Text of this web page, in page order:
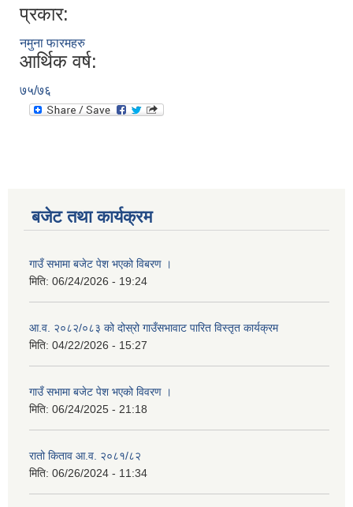
प्रकार:
नमुना फारमहरु
आर्थिक वर्ष:
७५/७६
बजेट तथा कार्यक्रम
गाउँ सभामा बजेट पेश भएको विबरण ।
मिति: 06/24/2026 - 19:24
आ.व. २०८२/०८३ को दोस्रो गाउँसभावाट पारित विस्तृत कार्यक्रम
मिति: 04/22/2026 - 15:27
गाउँ सभामा बजेट पेश भएको विवरण ।
मिति: 06/24/2025 - 21:18
रातो किताव आ.व. २०८१/८२
मिति: 06/26/2024 - 11:34